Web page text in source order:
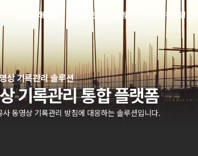
중대재해 예방 공정관리 시스템 전문가 컨설팅 받기
상 기록관리 솔루션
기록관리 통합 플랫폼
동영상 기록관리 방침에 대응하는 솔루션입니다.